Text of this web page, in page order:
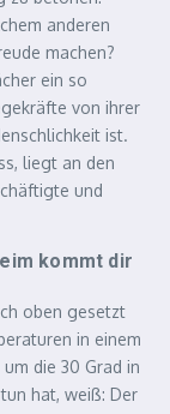
anderen
machen?
ein so
von ihrer
ist.
liegt an den
und
kommt dir
oben gesetzt
in einem
die 30 Grad in
hat, weiß: Der